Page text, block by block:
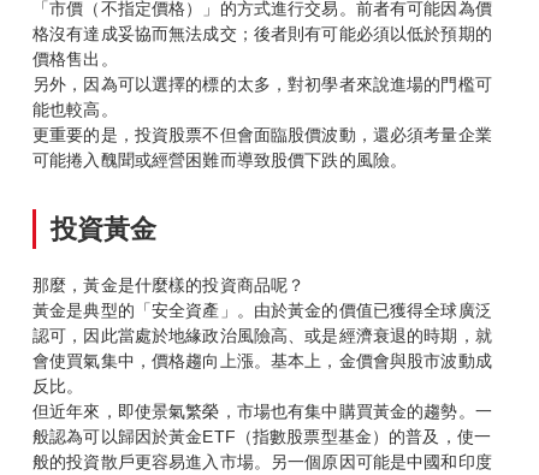
「市價（不指定價格）」的方式進行交易。前者有可能因為價
格沒有達成妥協而無法成交；後者則有可能必須以低於預期的
價格售出。
另外，因為可以選擇的標的太多，對初學者來說進場的門檻可
能也較高。
更重要的是，投資股票不但會面臨股價波動，還必須考量企業
可能捲入醜聞或經營困難而導致股價下跌的風險。
投資黃金
那麼，黃金是什麼樣的投資商品呢？
黃金是典型的「安全資產」。由於黃金的價值已獲得全球廣泛
認可，因此當處於地緣政治風險高、或是經濟衰退的時期，就
會使買氣集中，價格趨向上漲。基本上，金價會與股市波動成
反比。
但近年來，即使景氣繁榮，市場也有集中購買黃金的趨勢。一
般認為可以歸因於黃金ETF（指數股票型基金）的普及，使一
般的投資散戶更容易進入市場。另一個原因可能是中國和印度